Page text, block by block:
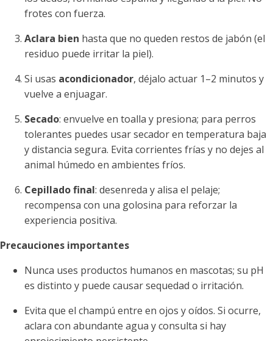
frotes con fuerza.
Aclara bien hasta que no queden restos de jabón (el
residuo puede irritar la piel).
Si usas acondicionador, déjalo actuar 1–2 minutos y
vuelve a enjuagar.
Secado: envuelve en toalla y presiona; para perros
tolerantes puedes usar secador en temperatura baja
y distancia segura. Evita corrientes frías y no dejes al
animal húmedo en ambientes fríos.
Cepillado final: desenreda y alisa el pelaje;
recompensa con una golosina para reforzar la
experiencia positiva.
Precauciones importantes
Nunca uses productos humanos en mascotas; su pH
es distinto y puede causar sequedad o irritación.
Evita que el champú entre en ojos y oídos. Si ocurre,
aclara con abundante agua y consulta si hay